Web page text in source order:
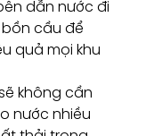
dẫn nước đi
cầu để
quả mọi khu
không cần
nước nhiều